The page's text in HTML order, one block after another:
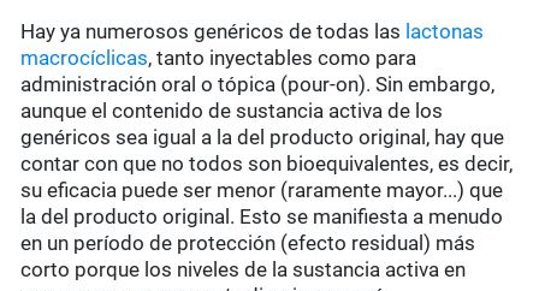
Hay ya numerosos genéricos de todas las lactonas
macrocíclicas, tanto inyectables como para
administración oral o tópica (pour-on). Sin embargo,
aunque el contenido de sustancia activa de los
genéricos sea igual a la del producto original, hay que
contar con que no todos son bioequivalentes, es decir,
su eficacia puede ser menor (raramente mayor...) que
la del producto original. Esto se manifiesta a menudo
en un período de protección (efecto residual) más
corto porque los niveles de la sustancia activa en